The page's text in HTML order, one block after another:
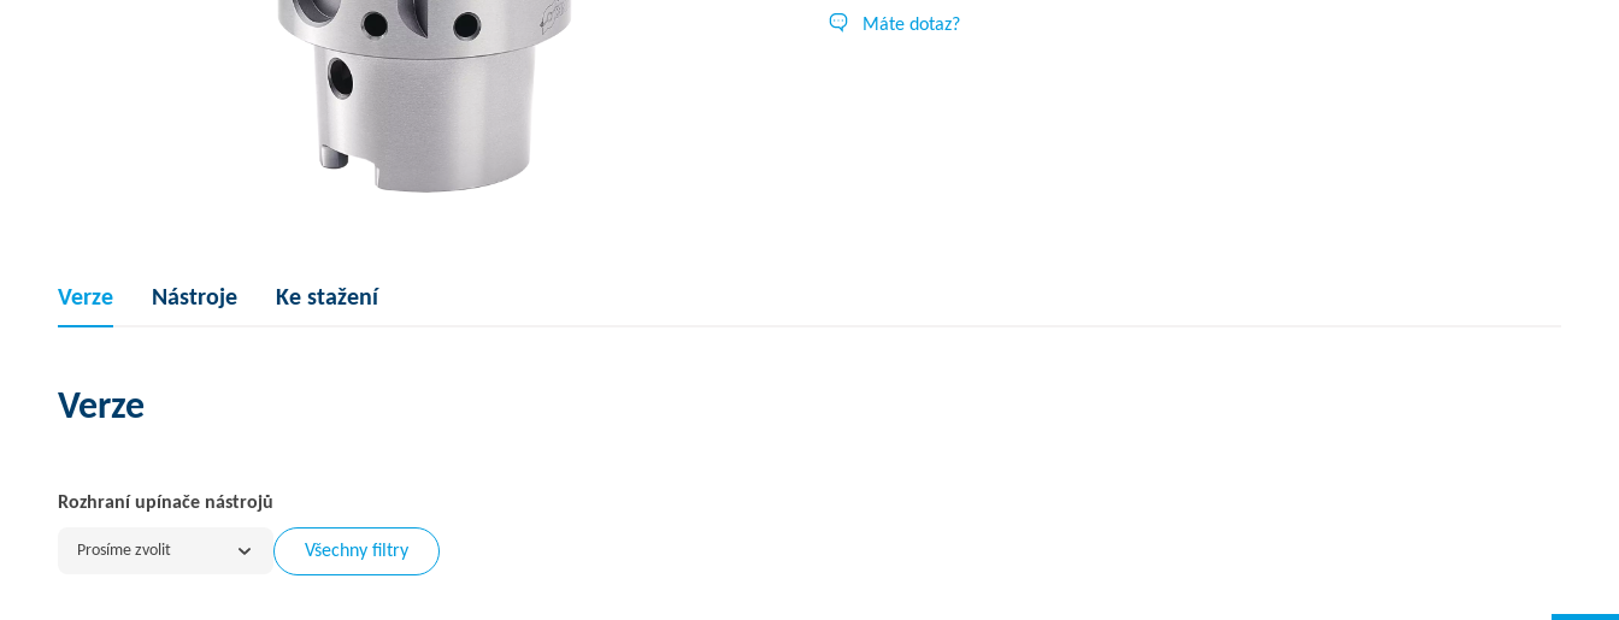
Máte dotaz?
Verze Nástroje Ke stažení
Verze
Rozhraní upínače nástrojů
Prosíme zvolit Všechny filtry